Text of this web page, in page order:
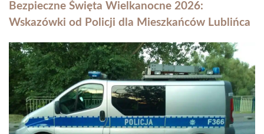
Bezpieczne Święta Wielkanocne 2026:
Wskazówki od Policji dla Mieszkańców Lublińca